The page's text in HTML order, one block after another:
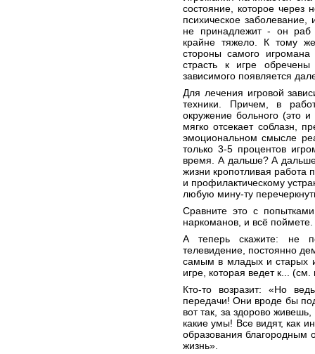
состояние, которое через
психическое
не принадлежит - он раб
крайне тяжело. К тому
стороны самого
страсть к игре
зависимого появляется
Для лечения игровой
техники. Причем, в
окружение больного (это
мягко отсекает соблазн,
эмоциональном смысле
только 3-5 процентов
время. А дальше? А
жизни кропотливая работа
и профилактическому
любую мину-ту
Сравните это с
наркоманов, и всё поймете.
А теперь скажите: не
телевидение, постоянно
самым в младых и старых
игре, которая ведет к...
Кто-то возразит: «Но
передачи! Они вроде бы
вот так, за здорово
какие умы! Все видят, как
образования благородным
жизнь».